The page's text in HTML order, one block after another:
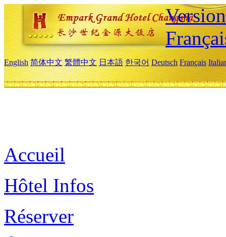
English 简体中文 繁體中文 日本語 한국어 Deutsch Français
Accueil
Hôtel Infos
Réserver